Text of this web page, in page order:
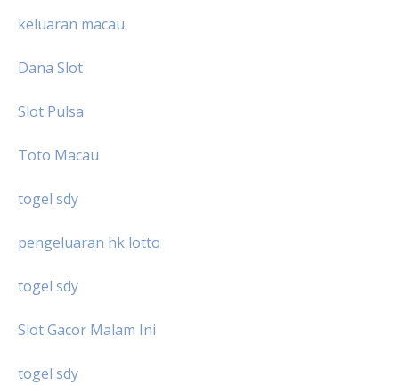
keluaran macau
Dana Slot
Slot Pulsa
Toto Macau
togel sdy
pengeluaran hk lotto
togel sdy
Slot Gacor Malam Ini
togel sdy